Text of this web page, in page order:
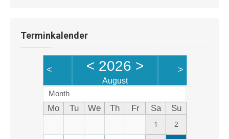
Terminkalender
< < 2026 >
August
>
Month
Mo Tu We Th Fr Sa
Su
1
2